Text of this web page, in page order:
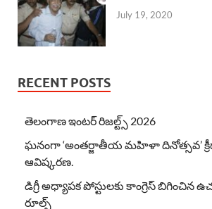
July 19, 2020
RECENT POSTS
తెలంగాణ ఇంటర్ రిజల్ట్స్ 2026
ఘనంగా ‘అంతర్జాతీయ మహిళా దినోత్సవ’
ఆవిష్కరణ.
డిగ్రీ అధ్యాపక పోస్టులకు కాంగ్రెస్ బిగించిన
రూల్స్